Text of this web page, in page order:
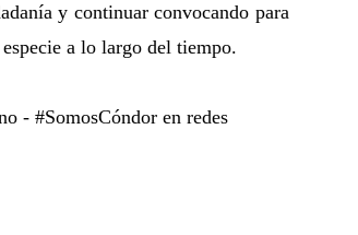
y continuar convocando para
a lo largo del tiempo.
- #SomosCóndor en redes